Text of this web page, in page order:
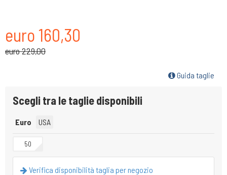
euro 160,30
euro 229,00
Guida taglie
Scegli tra le taglie disponibili
Euro USA
50
Verifica disponibilità taglia per negozio